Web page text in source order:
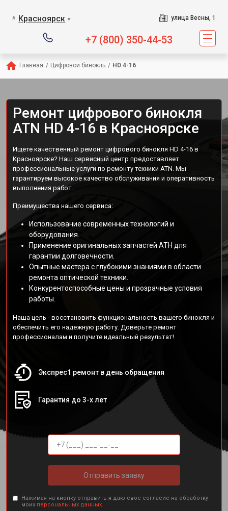
Красноярск ▼ улица Весны, 1
+7 (800) 350-44-53
Главная / Цифровой бинокль / HD 4-16
Ремонт цифрового бинокля
ATN HD 4-16 в Красноярске
Ищете качественный ремонт цифрового бинокля HD 4-16 в
Красноярске? Наш сервисный центр предоставляет
профессиональные услуги по ремонту техники ATN. Мы
гарантируем высокое качество обслуживания и оперативность
выполнения работ.
Преимущества нашего сервиса:
Использование современных технологий и
оборудования.
Применение оригинальных запчастей АТН для
гарантии долговечности.
Опытные мастера с глубокими знаниями в области
ремонта оптической техники.
Конкурентоспособные цены и прозрачные условия
работы.
Наша цель - восстановить функциональность вашего бинокля и
обеспечить его надежную работу. Доверьте ремонт
профессионалам и получите идеальный результат!
Экспрес1 ремонт в день обращения
Гарантия до 3-х лет
Отправить заявку
Нажимая на кнопку отправить я даю свое согласие на обработку
моих персональных данных.